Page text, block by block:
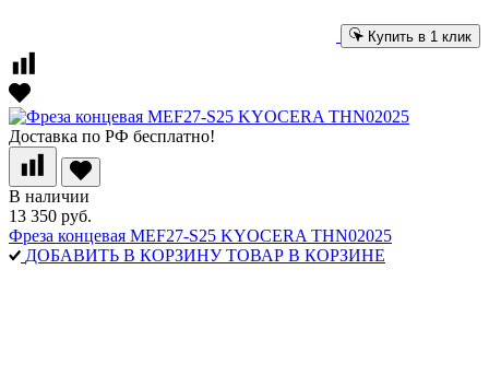
Купить в 1 клик
Доставка по РФ бесплатно!
В наличии
13 350 руб.
Фреза концевая MEF27-S25 KYOCERA THN02025
ДОБАВИТЬ В КОРЗИНУ ТОВАР В КОРЗИНЕ